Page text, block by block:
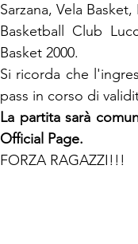
Sarzana, Vela
Basketball Club
Basket 2000.
Si ricorda che
pass in corso di
La partita sarà
Official Page.
FORZA RAGAZZI!!!